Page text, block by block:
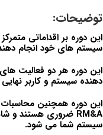
توضیحات:
این دوره بر اقداماتی
سیستم های خود انجام
دهنده سیستم و کاربر
این دوره همچنین
سیستم شما می شود.